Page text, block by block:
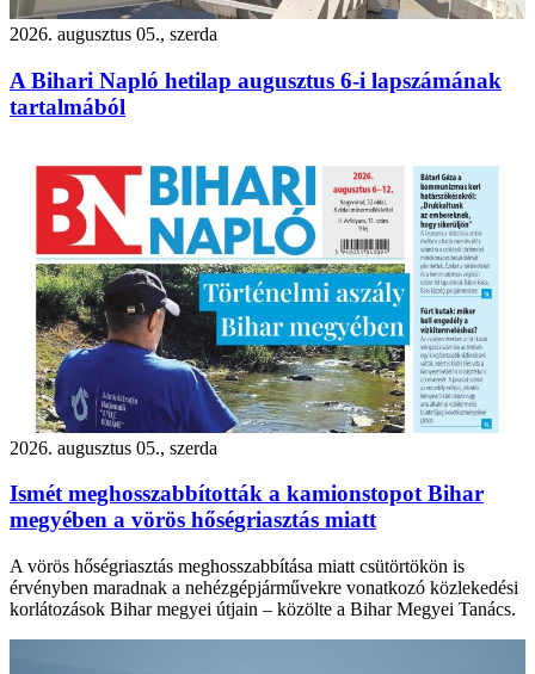
2026. augusztus 05., szerda
A Bihari Napló hetilap augusztus 6-i lapszámának
tartalmából
2026. augusztus 05., szerda
Ismét meghosszabbították a kamionstopot Bihar
megyében a vörös hőségriasztás miatt
A vörös hőségriasztás meghosszabbítása miatt csütörtökön is
érvényben maradnak a nehézgépjárművekre vonatkozó közlekedési
korlátozások Bihar megyei útjain – közölte a Bihar Megyei Tanács.